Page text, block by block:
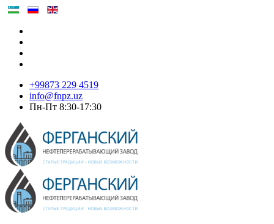
+99873 229 4519
info@fnpz.uz
Пн-Пт 8:30-17:30